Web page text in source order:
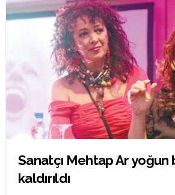
Sanatçı Mehtap Ar yoğun
kaldırıldı